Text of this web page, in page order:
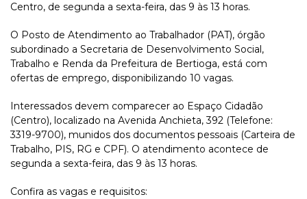
Centro, de segunda a sexta-feira, das 9 às 13 horas.
O Posto de Atendimento ao Trabalhador (PAT), órgão
subordinado a Secretaria de Desenvolvimento Social,
Trabalho e Renda da Prefeitura de Bertioga, está com
ofertas de emprego, disponibilizando 10 vagas.
Interessados devem comparecer ao Espaço Cidadão
(Centro), localizado na Avenida Anchieta, 392 (Telefone:
3319-9700), munidos dos documentos pessoais (Carteira de
Trabalho, PIS, RG e CPF). O atendimento acontece de
segunda a sexta-feira, das 9 às 13 horas.
Confira as vagas e requisitos: